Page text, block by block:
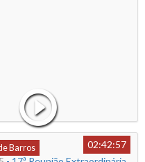
Barros
02:42:57